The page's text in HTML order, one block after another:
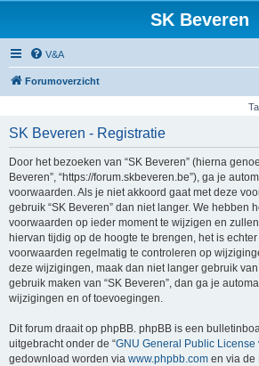
SK Beveren
V&A
Forumoverzicht
SK Beveren - Registratie
Door het bezoeken van “SK Beveren” (hierna
Beveren”, “https://forum.skbeveren.be”), ga je
voorwaarden. Als je niet akkoord gaat met deze
gebruik “SK Beveren” dan niet langer. We hebben
voorwaarden op ieder moment te wijzigen en
hiervan tijdig op de hoogte te brengen, het is
voorwaarden regelmatig te controleren op
deze wijzigingen, maak dan niet langer gebruik van
gebruik maken van “SK Beveren”, dan ga je
wijzigingen en of toevoegingen.
Dit forum draait op phpBB. phpBB is een
uitgebracht onder de “GNU General Public License
gedownload worden via www.phpbb.com en via de